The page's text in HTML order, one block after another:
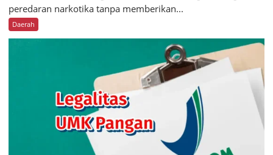
peredaran narkotika tanpa memberikan...
Daerah